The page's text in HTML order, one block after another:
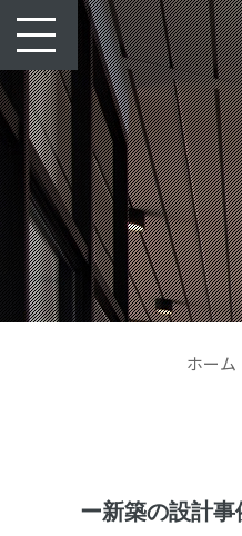
navigation
ホーム
ー新築の設計